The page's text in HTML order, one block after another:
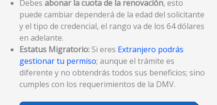
Debes abonar la cuota de la renovación, esto
puede cambiar dependerá de la edad del solicitante
y el tipo de credencial, el rango va de los 64 dólares
en adelante.
Estatus Migratorio: Si eres Extranjero podrás
gestionar tu permiso; aunque el trámite es
diferente y no obtendrás todos sus beneficios; sino
cumples con los requerimientos de la DMV.